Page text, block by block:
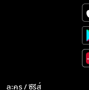
ละคร / ซีรีส์